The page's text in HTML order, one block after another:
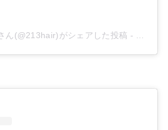
ん(@213hair)がシェアした投稿 - 2019年